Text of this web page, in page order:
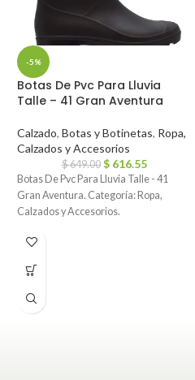
-5%
Botas De Pvc Para Lluvia
Talle – 41 Gran Aventura
Calzado, Botas y Botinetas, Ropa,
Calzados y Accesorios
$649.00 $ 616.55
Botas De Pvc Para Lluvia Talle - 41
Gran Aventura. Categoría: Ropa,
Calzados y Accesorios.